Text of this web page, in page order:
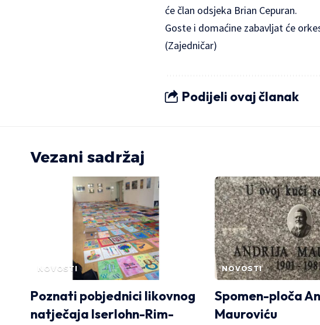
će član odsjeka Brian Cepuran.
Goste i domaćine zabavljat će
(Zajedničar)
Podijeli ovaj članak
Vezani sadržaj
NOVOSTI
Poznati pobjednici likovnog
natječaja Iserlohn-Rim-
NOVOSTI
Spomen-ploča
Mauroviću